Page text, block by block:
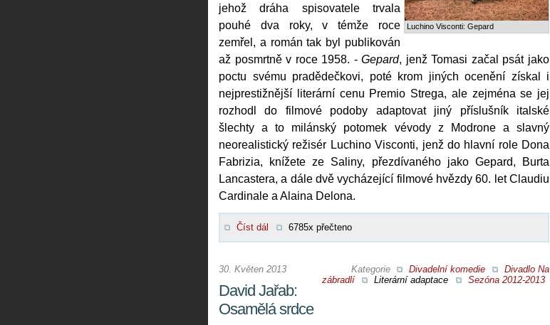
Luchino Visconti: Gepard
jehož dráha spisovatele trvala
pouhé dva roky, v témže roce
zemřel, a román tak byl publikován
až posmrtně v roce 1958. -Gepard, jenž Tomasi začal psát jako
poctu svému pradědečkovi, poté krom jiných ocenění získal i
nejprestižnější literární cenu Premio Strega, ale zejména se jej
rozhodl do filmové podoby adaptovat jiný příslušník italské
šlechty a to milánský potomek vévody z Modrone a slavný
neorealistický režisér Luchino Visconti, jenž do hlavní role Dona
Fabrizia, knížete ze Saliny, přezdívaného jako Gepard, Burta
Lancastera, a dále dvě vycházející filmové hvězdy 60. let Claudiu
Cardinale a Alaina Delona.
Číst dál 6785x přečteno
Kategorie Divadelní komedie
Divadlo Na
zábradlí
Literární adaptace Sezóna 2012-2013
30. Květen 2013
David Jařab:
Osamělá srdce